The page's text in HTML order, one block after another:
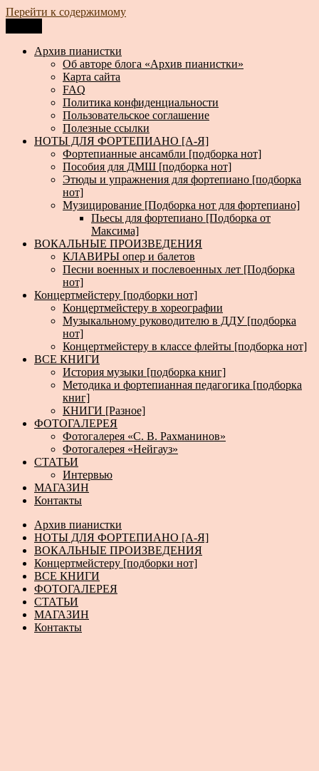
Перейти к содержимому
Архив пианистки
Всё для пианистов: ноты, книги, музыка, статьи…
Архив пианистки
Об авторе блога «Архив пианистки»
Карта сайта
FAQ
Политика конфиденциальности
Пользовательское соглашение
Полезные ссылки
НОТЫ ДЛЯ ФОРТЕПИАНО [А-Я]
Фортепианные ансамбли [подборка нот]
Пособия для ДМШ [подборка нот]
Этюды и упражнения для фортепиано [подборка
нот]
Музицирование [Подборка нот для фортепиано]
Пьесы для фортепиано [Подборка от
Максима]
ВОКАЛЬНЫЕ ПРОИЗВЕДЕНИЯ
КЛАВИРЫ опер и балетов
Песни военных и послевоенных лет [Подборка
нот]
Концертмейстеру [подборки нот]
Концертмейстеру в хореографии
Музыкальному руководителю в ДДУ [подборка
нот]
Концертмейстеру в классе флейты [подборка нот]
ВСЕ КНИГИ
История музыки [подборка книг]
Методика и фортепианная педагогика [подборка
книг]
КНИГИ [Разное]
ФОТОГАЛЕРЕЯ
Фотогалерея «С. В. Рахманинов»
Фотогалерея «Нейгауз»
СТАТЬИ
Интервью
МАГАЗИН
Контакты
Архив пианистки
НОТЫ ДЛЯ ФОРТЕПИАНО [А-Я]
ВОКАЛЬНЫЕ ПРОИЗВЕДЕНИЯ
Концертмейстеру [подборки нот]
ВСЕ КНИГИ
ФОТОГАЛЕРЕЯ
СТАТЬИ
МАГАЗИН
Контакты